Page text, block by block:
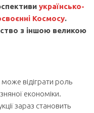
українсько-
Космосу.
з іншою великою
відіграти роль
економіки.
зараз становить